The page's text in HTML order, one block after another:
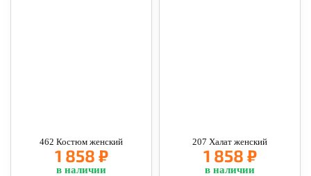
462 Костюм женский
1 858 ₽
в наличии
207 Халат женский
1 858 ₽
в наличии